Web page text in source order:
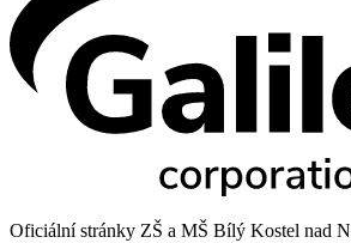
Oficiální stránky ZŠ a MŠ Bílý Kostel nad